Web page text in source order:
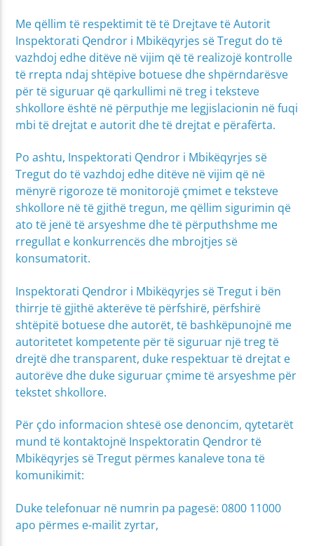
Me qëllim të respektimit të të Drejtave të Autorit
Inspektorati Qendror i Mbikëqyrjes së Tregut do të
vazhdoj edhe ditëve në vijim që të realizojë kontrolle
të rrepta ndaj shtëpive botuese dhe shpërndarësve
për të siguruar që qarkullimi në treg i teksteve
shkollore është në përputhje me legjislacionin në fuqi
mbi të drejtat e autorit dhe të drejtat e përafërta.
Po ashtu, Inspektorati Qendror i Mbikëqyrjes së
Tregut do të vazhdoj edhe ditëve në vijim që në
mënyrë rigoroze të monitorojë çmimet e teksteve
shkollore në të gjithë tregun, me qëllim sigurimin që
ato të jenë të arsyeshme dhe të përputhshme me
rregullat e konkurrencës dhe mbrojtjes së
konsumatorit.
Inspektorati Qendror i Mbikëqyrjes së Tregut i bën
thirrje të gjithë akterëve të përfshirë, përfshirë
shtëpitë botuese dhe autorët, të bashkëpunojnë me
autoritetet kompetente për të siguruar një treg të
drejtë dhe transparent, duke respektuar të drejtat e
autorëve dhe duke siguruar çmime të arsyeshme për
tekstet shkollore.
Për çdo informacion shtesë ose denoncim, qytetarët
mund të kontaktojnë Inspektoratin Qendror të
Mbikëqyrjes së Tregut përmes kanaleve tona të
komunikimit:
Duke telefonuar në numrin pa pagesë: 0800 11000
apo përmes e-mailit zyrtar,